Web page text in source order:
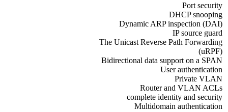
Port security
DHCP snooping
Dynamic ARP inspection (DAI)
IP source guard
The Unicast Reverse Path Forwarding
(uRPF)
Bidirectional data support on a SPAN
User authentication
Private VLAN
Router and VLAN ACLs
complete identity and security
Multidomain authentication